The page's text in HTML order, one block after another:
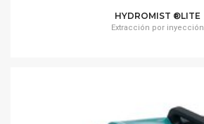
HYDROMIST ®LITE
Extracción por inyección